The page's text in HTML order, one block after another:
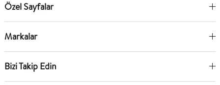
Özel Sayfalar
Markalar
Bizi Takip Edin